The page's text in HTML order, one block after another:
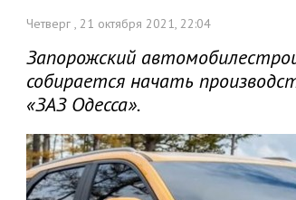
Четверг , 21 октября 2021, 22:04
Запорожский
собирается начать
«ЗАЗ Одесса».